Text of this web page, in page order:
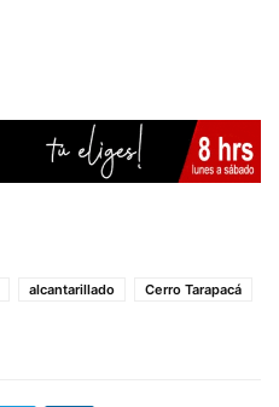
alcantarillado
Cerro Tarapacá